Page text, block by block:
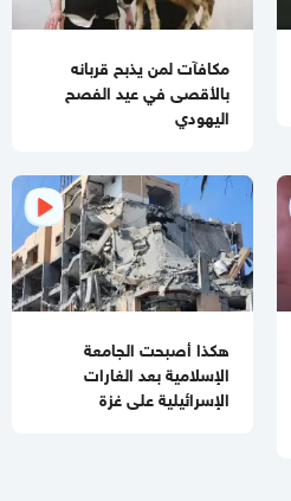
مقتل جنديبن إسرائيليين وإصابة 7 آخرين بعضهم بجراح خطيرة
انهيار القطاع الصحي في غزة
في الصواريخ الاعتراضية
رد رسمي من ملادينوف حول
مكافآت لمن يذبح قربانه
بالأقصى في عيد الفصح
اليهودي
هكذا أصبحت الجامعة
الإسلامية بعد الغارات
الإسرائيلية على غزة